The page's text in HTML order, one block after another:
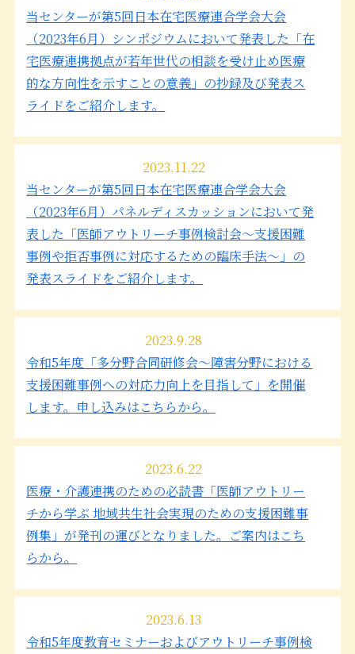
当センターが第5回日本在宅医療連合学会大会
（2023年6月）シンポジウムにおいて発表した「在
宅医療連携拠点が若年世代の相談を受け止め医療
的な方向性を示すことの意義」の抄録及び発表ス
ライドをご紹介します。
2023.11.22
当センターが第5回日本在宅医療連合学会大会
（2023年6月）パネルディスカッションにおいて発
表した「医師アウトリーチ事例検討会～支援困難
事例や拒否事例に対応するための臨床手法～」の
発表スライドをご紹介します。
2023.9.28
令和5年度「多分野合同研修会～障害分野における
支援困難事例への対応力向上を目指して」を開催
します。申し込みはこちらから。
2023.6.22
医療・介護連携のための必読書「医師アウトリー
チから学ぶ 地域共生社会実現のための支援困難事
例集」が発刊の運びとなりました。ご案内はこち
らから。
2023.6.13
令和5年度教育セミナーおよびアウトリーチ事例検